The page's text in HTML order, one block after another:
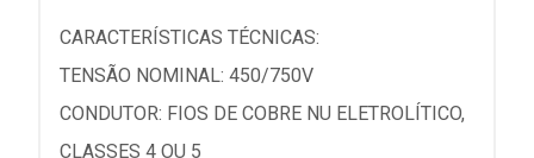
CARACTERÍSTICAS TÉCNICAS:
TENSÃO NOMINAL: 450/750V
CONDUTOR: FIOS DE COBRE NU ELETROLÍTICO,
CLASSES 4 OU 5